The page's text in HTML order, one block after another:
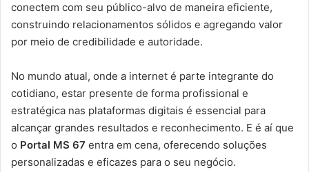
conectem com seu público-alvo de maneira eficiente,
construindo relacionamentos sólidos e agregando valor
por meio de credibilidade e autoridade.
No mundo atual, onde a internet é parte integrante do
cotidiano, estar presente de forma profissional e
estratégica nas plataformas digitais é essencial para
alcançar grandes resultados e reconhecimento. E é aí que
o Portal MS 67 entra em cena, oferecendo soluções
personalizadas e eficazes para o seu negócio.